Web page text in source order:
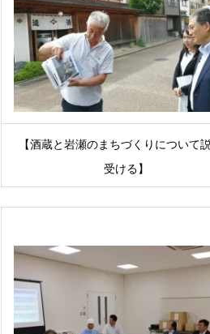
【酒蔵と岩瀬のまちづくりについて
受ける】